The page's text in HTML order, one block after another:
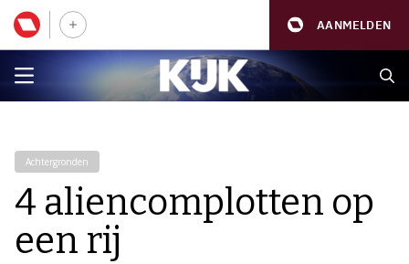
AANMELDEN
Achtergronden
4 aliencomplotten op
een rij